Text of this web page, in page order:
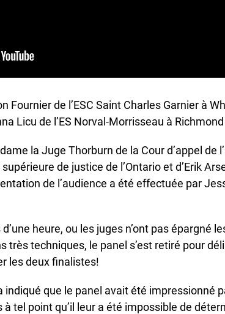
de l’ESC Saint Charles Garnier à
Licu de l’ES Norval-Morrisseau à Richmond
la Juge Thorburn de la Cour d’appel de
de justice de l’Ontario et d’Erik
de l’audience a été effectuée par
heure, ou les juges n’ont pas épargné
très techniques, le panel s’est retiré pour
les deux finalistes!
que le panel avait été impressionné
tel point qu’il leur a été impossible de
nouvelle !
découvrir le nouveau site Web d’OJEN. Nous
de nouvelles fonctionnalités et corrigeons
Si vous voyez quelque chose qui ne fonctionne
en informer à l’adresse info@ojen.ca.